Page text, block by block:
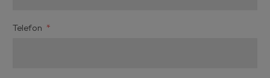
Telefon *